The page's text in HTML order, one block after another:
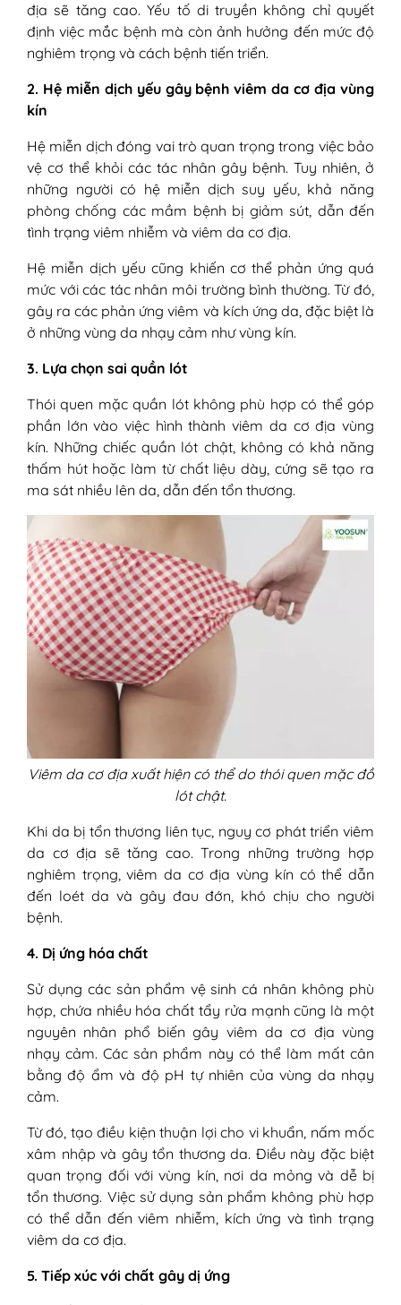
địa sẽ tăng cao. Yếu tố di truyền không chỉ quyết
định việc mắc bệnh mà còn ảnh hưởng đến mức độ
nghiêm trọng và cách bệnh tiến triển.
2. Hệ miễn dịch yếu gây bệnh viêm da cơ địa vùng
kín
Hệ miễn dịch đóng vai trò quan trọng trong việc bảo
vệ cơ thể khỏi các tác nhân gây bệnh. Tuy nhiên, ở
những người có hệ miễn dịch suy yếu, khả năng
phòng chống các mầm bệnh bị giảm sút, dẫn đến
tình trạng viêm nhiễm và viêm da cơ địa.
Hệ miễn dịch yếu cũng khiến cơ thể phản ứng quá
mức với các tác nhân môi trường bình thường. Từ đó,
gây ra các phản ứng viêm và kích ứng da, đặc biệt là
ở những vùng da nhạy cảm như vùng kín.
3. Lựa chọn sai quần lót
Thói quen mặc quần lót không phù hợp có thể góp
phần lớn vào việc hình thành viêm da cơ địa vùng
kín. Những chiếc quần lót chật, không có khả năng
thấm hút hoặc làm từ chất liệu dày, cứng sẽ tạo ra
ma sát nhiều lên da, dẫn đến tổn thương.
Viêm da cơ địa xuất hiện có thể do thói quen mặc đồ
lót chật.
Khi da bị tổn thương liên tục, nguy cơ phát triển viêm
da cơ địa sẽ tăng cao. Trong những trường hợp
nghiêm trọng, viêm da cơ địa vùng kín có thể dẫn
đến loét da và gây đau đớn, khó chịu cho người
bệnh.
4. Dị ứng hóa chất
Sử dụng các sản phẩm vệ sinh cá nhân không phù
hợp, chứa nhiều hóa chất tẩy rửa mạnh cũng là một
nguyên nhân phổ biến gây viêm da cơ địa vùng
nhạy cảm. Các sản phẩm này có thể làm mất cân
bằng độ ẩm và độ pH tự nhiên của vùng da nhạy
cảm.
Từ đó, tạo điều kiện thuận lợi cho vi khuẩn, nấm mốc
xâm nhập và gây tổn thương da. Điều này đặc biệt
quan trọng đối với vùng kín, nơi da mỏng và dễ bị
tổn thương. Việc sử dụng sản phẩm không phù hợp
có thể dẫn đến viêm nhiễm, kích ứng và tình trạng
viêm da cơ địa.
5. Tiếp xúc với chất gây dị ứng